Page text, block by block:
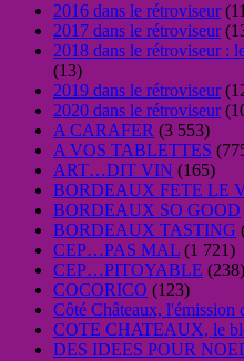
2016 dans le rétroviseur
2017 dans le rétroviseur
2018 dans le rétroviseur :
(13)
2019 dans le rétroviseur
2020 dans le rétroviseur
A CARAFER (3 553)
A VOS TABLETTES
ART…DIT VIN (165)
BORDEAUX FETE LE
BORDEAUX SO GOOD
BORDEAUX TASTING
CEP…PAS MAL (1 721)
CEP…PITOYABLE (238)
COCORICO (123)
Côté Châteaux, l'émission
COTE CHATEAUX, le
DES IDEES POUR